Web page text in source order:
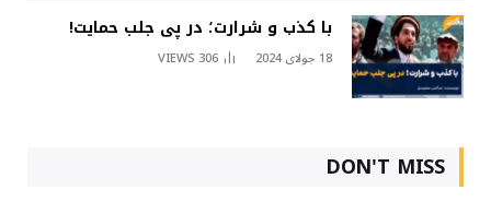
با کذب و شرارت؛ در پی جلب حمایت!
18 جولای 2024 306
VIEWS
DON'T MISS